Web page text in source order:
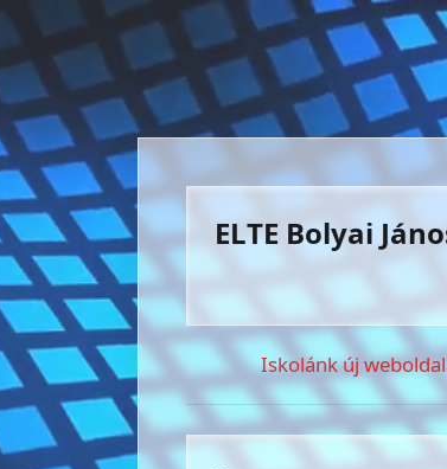
ELTE Bolyai
Iskolánk új